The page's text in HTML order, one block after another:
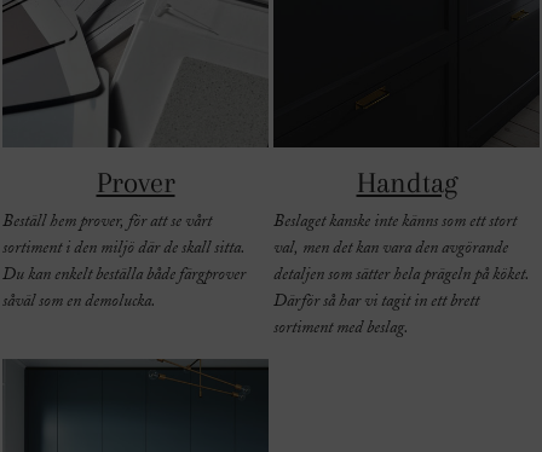
Prover
Beställ hem prover, för att se vårt
sortiment i den miljö där de skall sitta.
Du kan enkelt beställa både färgprover
såväl som en demolucka.
Handtag
Beslaget kanske inte känns som ett stort
val, men det kan vara den avgörande
detaljen som sätter hela prägeln på köket.
Därför så har vi tagit in ett brett
sortiment med beslag.